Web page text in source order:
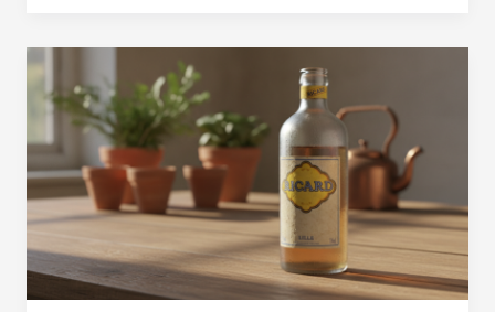
du
Ricard
en
Andorre
:
Guide
complet
pour